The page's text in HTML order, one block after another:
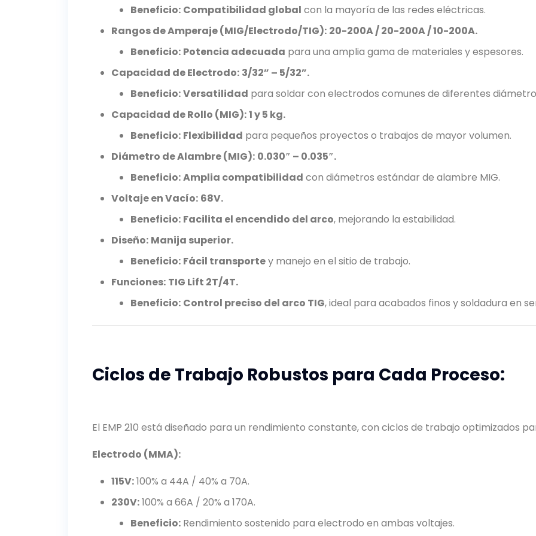
Beneficio: Compatibilidad global con la mayoría de las redes eléctricas.
Rangos de Amperaje (MIG/Electrodo/TIG): 20-200A / 20-200A / 10-200A.
Beneficio: Potencia adecuada para una amplia gama de materiales y espesores.
Capacidad de Electrodo: 3/32” – 5/32”.
Beneficio:Versatilidad para soldar con electrodos comunes de diferentes
Capacidad de Rollo (MIG):1 y 5 kg.
Beneficio: Flexibilidad para pequeños proyectos o trabajos de mayor volumen.
Diámetro de Alambre (MIG): 0.030″ – 0.035″.
Beneficio:Amplia compatibilidad con diámetros estándar de alambre MIG.
Voltaje en Vacío: 68V.
Beneficio: Facilita el encendido del arco, mejorando la estabilidad.
Diseño: Manija superior.
Beneficio: Fácil transportey manejo en el sitio de trabajo.
Funciones: TIG Lift 2T/4T.
Beneficio: Control preciso del arco TIG, ideal para acabados finos y soldadura en
Ciclos de Trabajo Robustos para Cada Proceso:
El EMP 210 está diseñado para un rendimiento constante, con ciclos de trabajo optimizados
Electrodo (MMA):
115V:100% a 44A / 40% a 70A.
230V:100% a 66A / 20% a 170A.
Beneficio: Rendimiento sostenido para electrodo en ambas voltajes.